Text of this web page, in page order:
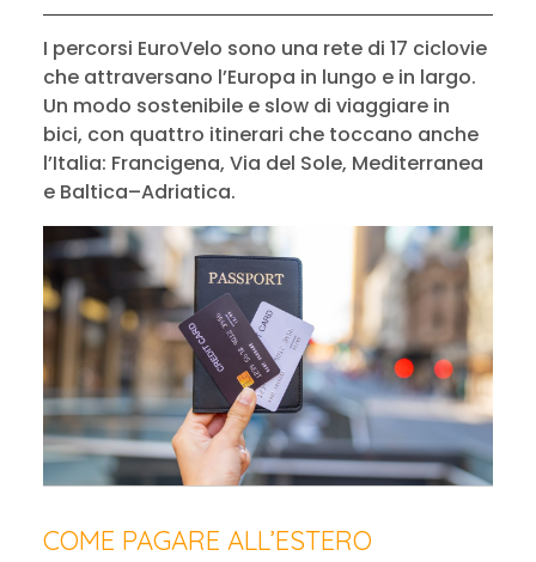
I percorsi EuroVelo sono una rete di 17 ciclovie
che attraversano l’Europa in lungo e in largo.
Un modo sostenibile e slow di viaggiare in
bici, con quattro itinerari che toccano anche
l’Italia: Francigena, Via del Sole, Mediterranea
e Baltica–Adriatica.
COME PAGARE ALL’ESTERO